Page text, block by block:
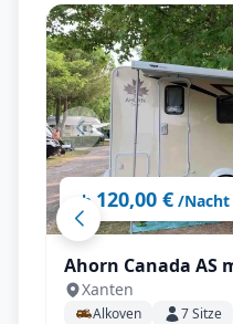
ab 120,00 € /Nacht
Ahorn Canada AS
Xanten
Alkoven 7Sitze